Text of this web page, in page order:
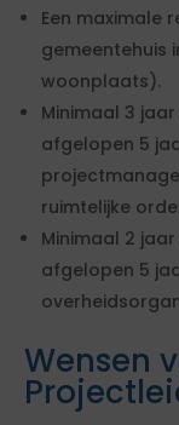
Een maximale
gemeentehuis
woonplaats).
Minimaal 3
afgelopen 5
ruimtelijke
Minimaal 2
afgelopen 5
Wensen